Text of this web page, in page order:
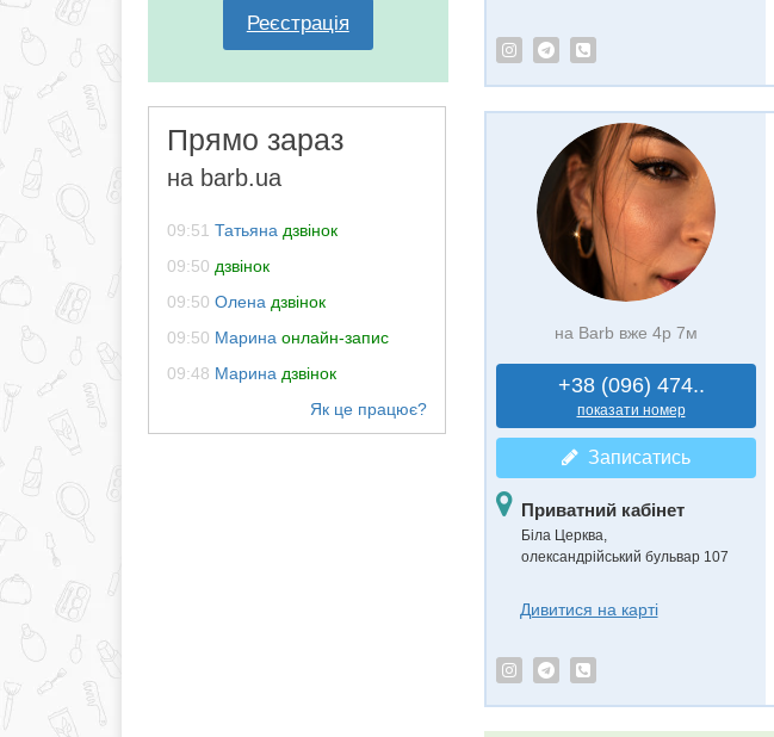
Реєстрація
Прямо зараз
на barb.ua
09:51 Татьяна дзвінок
09:50 дзвінок
09:50 Олена дзвінок
09:50 Марина онлайн-запис
09:48 Марина дзвінок
на Barb вже 4р 7м
+38 (096) 474..
показати номер
Записатись
Приватний кабінет
Біла Церква,
олександрійський бульвар 107
Дивитися на карті